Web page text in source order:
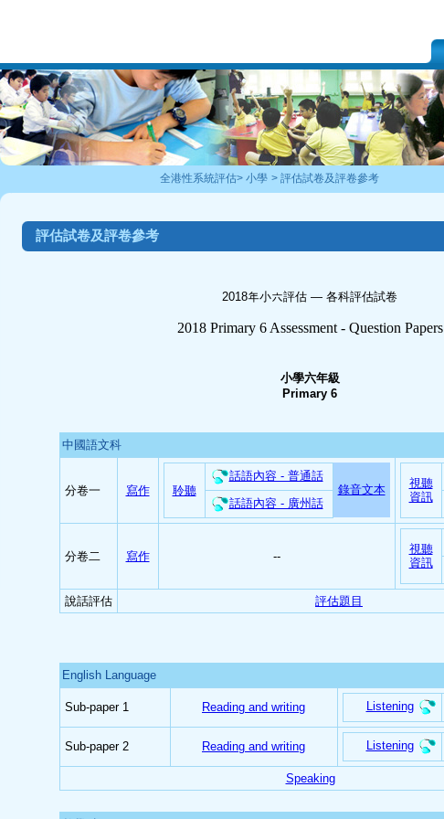
全港性系統評估> 小學 > 評估試卷及評卷參考
評估試卷及評卷參考
2018年小六評估 — 各科評估試卷
2018 Primary 6 Assessment - Question Papers
小學六年級
Primary 6
中國語文科
分卷一 寫作 聆聽
話語內容 - 普通話
錄音文本
話語內容 - 廣州話
視聽
資訊
分卷二 寫作 --
視聽
資訊
說話評估 評估題目
English Language
Sub-paper 1 Reading and writing Listening
Sub-paper 2 Reading and writing Listening
Speaking